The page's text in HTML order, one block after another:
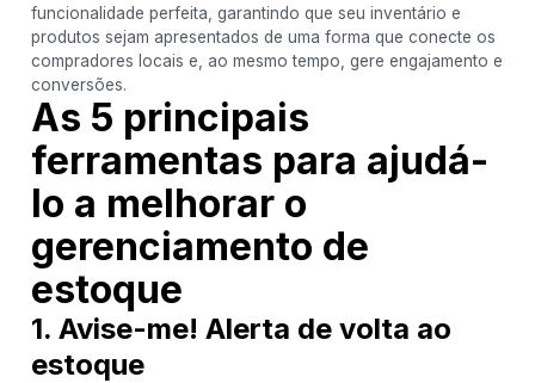
funcionalidade perfeita, garantindo que seu inventário e
produtos sejam apresentados de uma forma que conecte os
compradores locais e, ao mesmo tempo, gere engajamento e
conversões.
As 5 principais
ferramentas para ajudá-
lo a melhorar o
gerenciamento de
estoque
1. Avise-me! Alerta de volta ao
estoque